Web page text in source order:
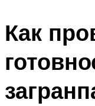
Как